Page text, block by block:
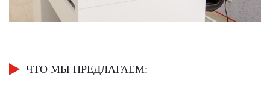
ЧТО МЫ ПРЕДЛАГАЕМ: